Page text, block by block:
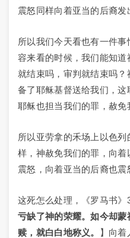
震怒同样向着亚当的后裔发
所以我们今天看也有一件
容来看的时候，我们能知
就结束吗，审判就结束吗
备了耶稣基督送给我们，
耶稣也担当我们的罪，赦免
所以亚劳拿的禾场上以色
样，神赦免我们的罪，向
震怒，向着亚当的后裔也震
这死怎么处理，《罗马书》
亏缺了神的荣耀。如今却
赎，就白白地称义。
】向着